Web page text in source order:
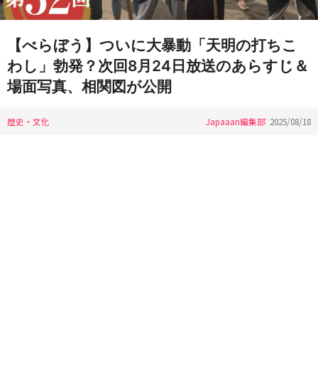
【べらぼう】ついに大暴動「天明の打ちこ
わし」勃発？次回8月24日放送のあらすじ＆
場面写真、相関図が公開
歴史・文化 Japaaan編集部 2025/08/18